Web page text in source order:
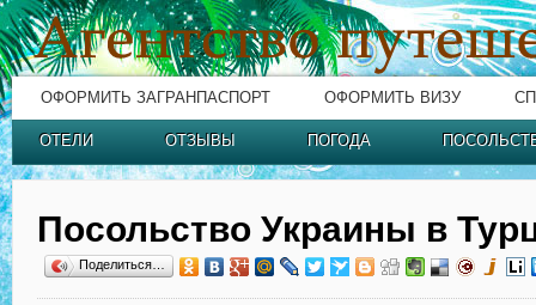
ОФОРМИТЬ ЗАГРАНПАСПОРТ ОФОРМИТЬ ВИЗУ
ОТЕЛИ ОТЗЫВЫ ПОГОДА
Посольство Украины в
Поделиться…